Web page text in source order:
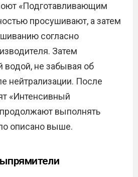
«Подготавливающим
просушивают, а затем
согласно
Затем
водой, не забывая об
нейтрализации. После
«Интенсивный
продолжают выполнять
описано выше.